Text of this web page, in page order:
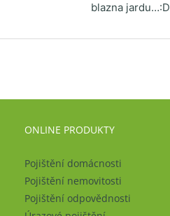
blazna jardu…:D
ONLINE PRODUKTY
Pojištění domácnosti
Pojištění nemovitosti
Pojištění odpovědnosti